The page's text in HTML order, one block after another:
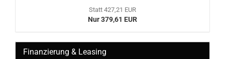
Statt 427,21 EUR
Nur 379,61 EUR
Finanzierung & Leasing